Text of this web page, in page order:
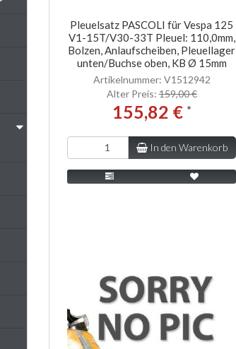
Pleuelsatz PASCOLI für Vespa 125
V1-15T/V30-33T Pleuel: 110,0mm,
Bolzen, Anlaufscheiben, Pleuellager
unten/Buchse oben, KB Ø 15mm
Artikelnummer: V1512942
Alter Preis:159,00 €
155,82 € *
In den Warenkorb